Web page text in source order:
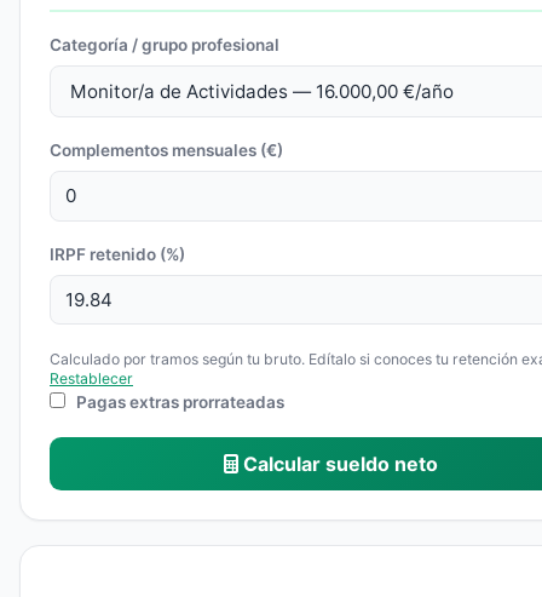
Categoría / grupo profesional
Complementos mensuales (€)
IRPF retenido (%)
Calculado por tramos según tu bruto. Edítalo si conoces tu retención
Restablecer
Pagas extras prorrateadas
Calcular sueldo neto